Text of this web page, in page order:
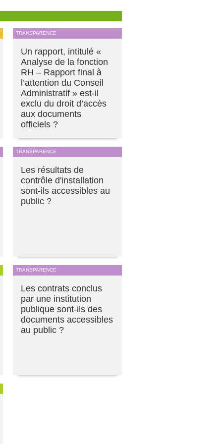
TRANSPARENCE
Un rapport, intitulé «
Analyse de la fonction
RH – Rapport final à
l’attention du Conseil
Administratif » est-il
exclu du droit d’accès
aux documents
officiels ?
TRANSPARENCE
Les résultats de
contrôle d'installation
sont-ils accessibles au
public ?
TRANSPARENCE
Les contrats conclus
par une institution
publique sont-ils des
documents accessibles
au public ?